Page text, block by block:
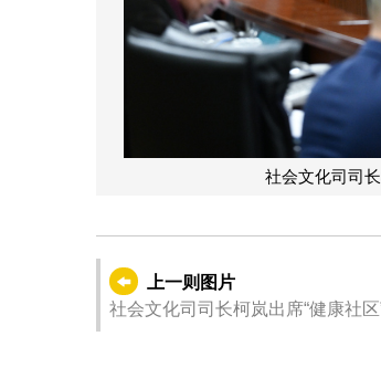
社会文化司司
上一则图片
社会文化司司长柯岚出席“健康社区